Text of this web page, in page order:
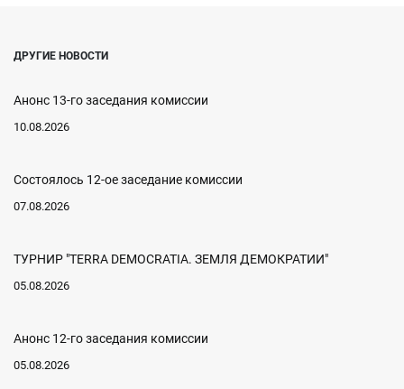
ДРУГИЕ НОВОСТИ
Анонс 13-го заседания комиссии
10.08.2026
Состоялось 12-ое заседание комиссии
07.08.2026
ТУРНИР "TERRA DEMOCRATIA. ЗЕМЛЯ ДЕМОКРАТИИ"
05.08.2026
Анонс 12-го заседания комиссии
05.08.2026